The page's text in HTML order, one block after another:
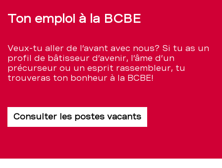
Ton emploi à la BCBE
Veux-tu aller de l’avant avec nous? Si tu as un
profil de bâtisseur d’avenir, l’âme d’un
précurseur ou un esprit rassembleur, tu
trouveras ton bonheur à la BCBE!
Consulter les postes vacants